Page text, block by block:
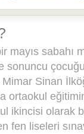
mayıs sabahı
sonuncu
Sinan
ortaokul
ikincisi olarak
fen liseleri